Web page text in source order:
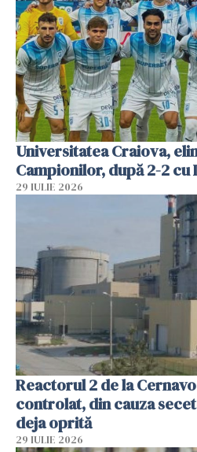
Universitatea Craiova,
Campionilor, după 2-2 cu
29 IULIE 2026
Reactorul 2 de la
controlat, din cauza
deja oprită
29 IULIE 2026